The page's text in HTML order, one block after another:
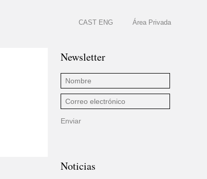
CAST ENG Área Privada
Newsletter
Noticias